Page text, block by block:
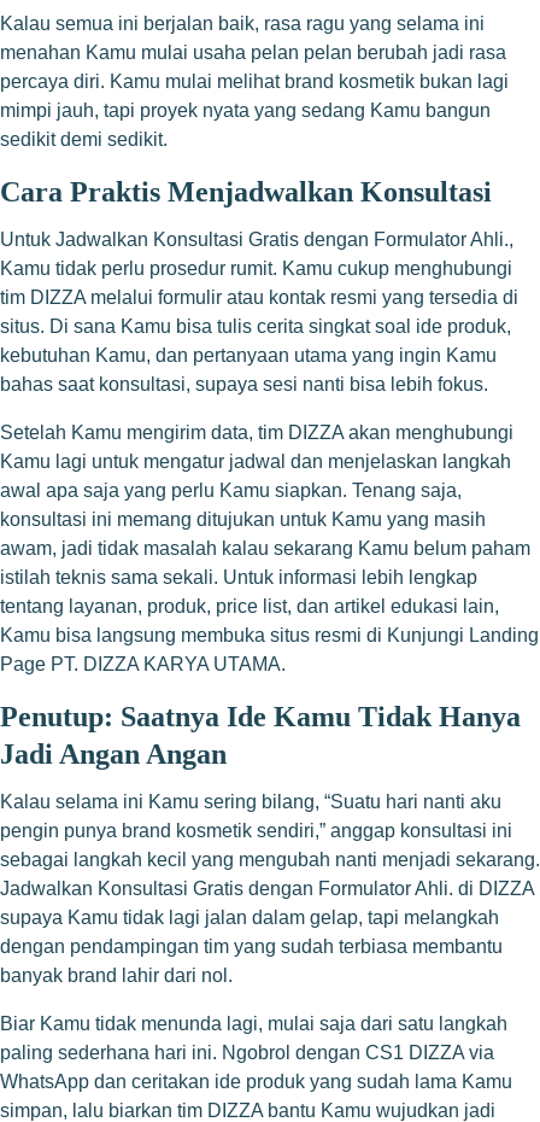
Kalau semua ini berjalan baik, rasa ragu yang selama ini
menahan Kamu mulai usaha pelan pelan berubah jadi rasa
percaya diri. Kamu mulai melihat brand kosmetik bukan lagi
mimpi jauh, tapi proyek nyata yang sedang Kamu bangun
sedikit demi sedikit.
Cara Praktis Menjadwalkan Konsultasi
Untuk Jadwalkan Konsultasi Gratis dengan Formulator Ahli.,
Kamu tidak perlu prosedur rumit. Kamu cukup menghubungi
tim DIZZA melalui formulir atau kontak resmi yang tersedia di
situs. Di sana Kamu bisa tulis cerita singkat soal ide produk,
kebutuhan Kamu, dan pertanyaan utama yang ingin Kamu
bahas saat konsultasi, supaya sesi nanti bisa lebih fokus.
Setelah Kamu mengirim data, tim DIZZA akan menghubungi
Kamu lagi untuk mengatur jadwal dan menjelaskan langkah
awal apa saja yang perlu Kamu siapkan. Tenang saja,
konsultasi ini memang ditujukan untuk Kamu yang masih
awam, jadi tidak masalah kalau sekarang Kamu belum paham
istilah teknis sama sekali. Untuk informasi lebih lengkap
tentang layanan, produk, price list, dan artikel edukasi lain,
Kamu bisa langsung membuka situs resmi di Kunjungi Landing
Page PT. DIZZA KARYA UTAMA.
Penutup: Saatnya Ide Kamu Tidak Hanya
Jadi Angan Angan
Kalau selama ini Kamu sering bilang, “Suatu hari nanti aku
pengin punya brand kosmetik sendiri,” anggap konsultasi ini
sebagai langkah kecil yang mengubah nanti menjadi sekarang.
Jadwalkan Konsultasi Gratis dengan Formulator Ahli. di DIZZA
supaya Kamu tidak lagi jalan dalam gelap, tapi melangkah
dengan pendampingan tim yang sudah terbiasa membantu
banyak brand lahir dari nol.
Biar Kamu tidak menunda lagi, mulai saja dari satu langkah
paling sederhana hari ini. Ngobrol dengan CS1 DIZZA via
WhatsApp dan ceritakan ide produk yang sudah lama Kamu
simpan, lalu biarkan tim DIZZA bantu Kamu wujudkan jadi